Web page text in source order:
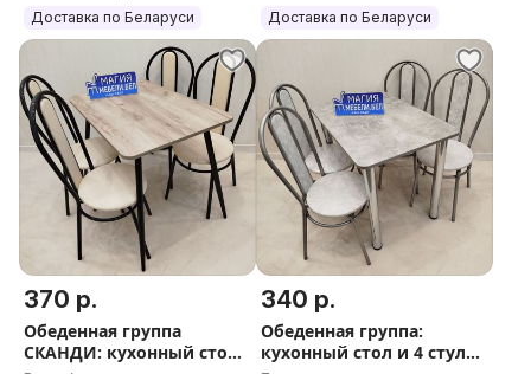
область
Доставка по Беларуси Доставка по Беларуси
370 р.
Обеденная группа
СКАНДИ: кухонный стол
340 р.
Обеденная группа:
кухонный стол и 4 стула.